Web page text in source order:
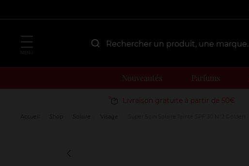
Nouveautés Parfums
Livraison gratuite à partir de 50€
Accueil Shop Solaire